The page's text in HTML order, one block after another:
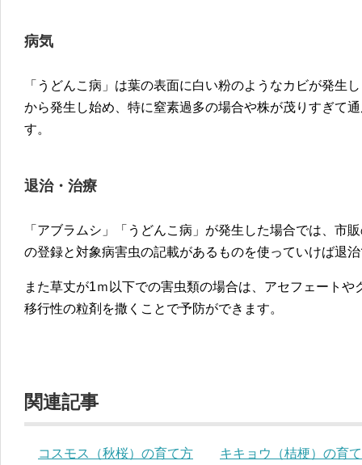
病気
「うどんこ病」は葉の表面に白い粉のようなカビが発生
から発生し始め、特に窒素過多の場合や株が茂りすぎて
す。
退治・治療
「アブラムシ」「うどんこ病」が発生した場合では、市
の登録と対象病害虫の記載があるものを使っていけば退
また草丈が1ｍ以下での害虫類の場合は、アセフェート
移行性の粒剤を撒くことで予防ができます。
関連記事
コスモス（秋桜）の育て方 キキョウ（桔梗）の育